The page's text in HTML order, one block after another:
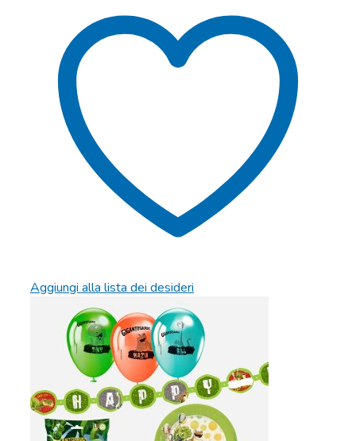
Aggiungi alla lista dei desideri